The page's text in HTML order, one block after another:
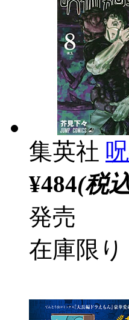
集英社
¥484(税
発売
在庫限り